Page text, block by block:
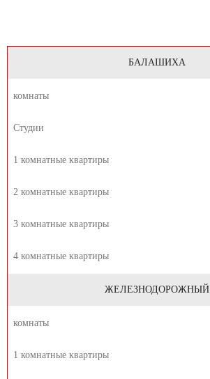
БАЛАШИХА
комнаты
Студии
1 комнатные квартиры
2 комнатные квартиры
3 комнатные квартиры
4 комнатные квартиры
ЖЕЛЕЗНОДОРОЖНЫЙ
комнаты
1 комнатные квартиры